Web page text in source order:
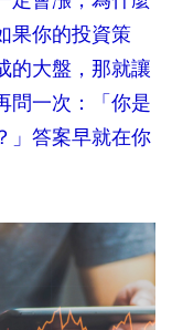
果你的投資策
的大盤，那就讓
問一次：「你是
」答案早就在你